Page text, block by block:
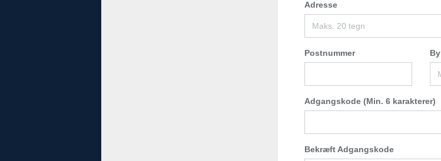
Adresse
Postnummer By
Adgangskode (Min. 6 karakterer)
Bekræft Adgangskode